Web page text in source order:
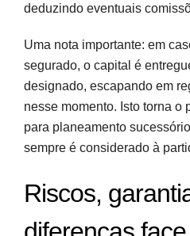
deduzindo eventuais
Uma nota importante: em
segurado, o capital é
designado, escapando em
nesse momento. Isto torna o
para planeamento
sempre é considerado à
Riscos,